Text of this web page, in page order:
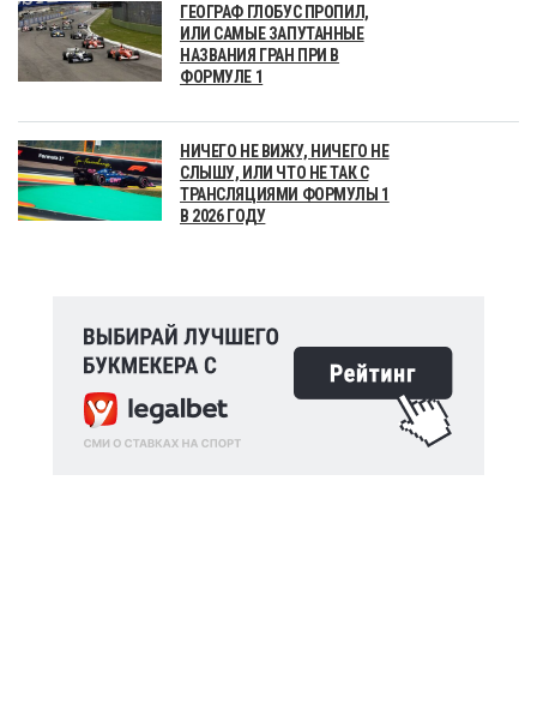
ГЕОГРАФ ГЛОБУС ПРОПИЛ,
ИЛИ САМЫЕ ЗАПУТАННЫЕ
НАЗВАНИЯ ГРАН ПРИ В
ФОРМУЛЕ 1
НИЧЕГО НЕ ВИЖУ, НИЧЕГО НЕ
СЛЫШУ, ИЛИ ЧТО НЕ ТАК С
ТРАНСЛЯЦИЯМИ ФОРМУЛЫ 1
В 2026 ГОДУ